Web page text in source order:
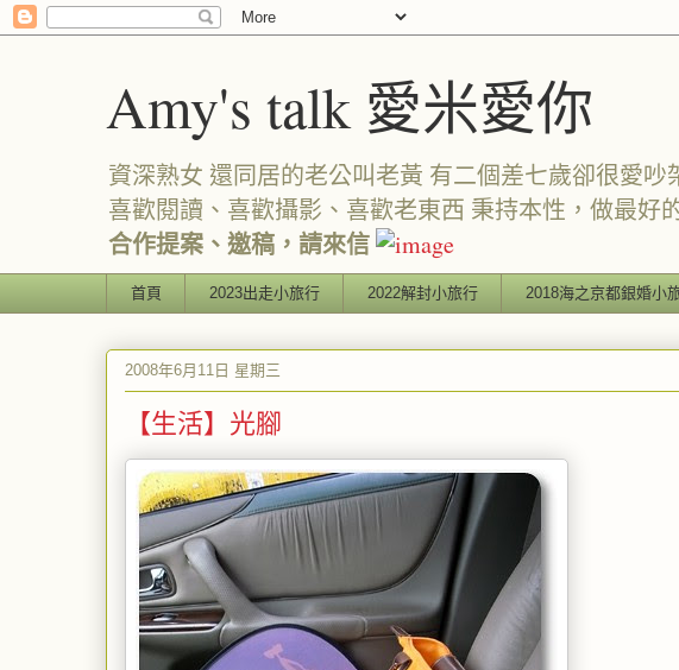
Amy's talk 愛米愛你
資深熟女 還同居的老公叫老黃 有二個差七歲卻很愛吵
喜歡閱讀、喜歡攝影、喜歡老東西 秉持本性，做最好
合作提案、邀稿，請來信
首頁 2023出走小旅行 2022解封小旅行 2018海之京都銀婚小
2008年6月11日 星期三
【生活】光腳